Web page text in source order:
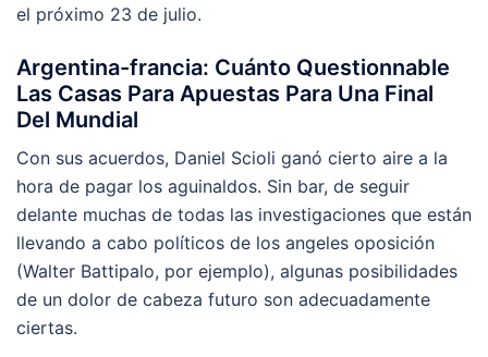
el próximo 23 de julio.
Argentina-francia: Cuánto Questionnable
Las Casas Para Apuestas Para Una Final
Del Mundial
Con sus acuerdos, Daniel Scioli ganó cierto aire a la
hora de pagar los aguinaldos. Sin bar, de seguir
delante muchas de todas las investigaciones que están
llevando a cabo políticos de los angeles oposición
(Walter Battipalo, por ejemplo), algunas posibilidades
de un dolor de cabeza futuro son adecuadamente
ciertas.